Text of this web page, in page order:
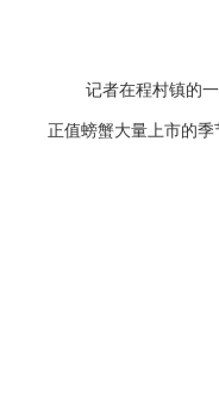
记者在程村镇的
正值螃蟹大量上市的季